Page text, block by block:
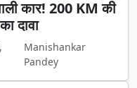
कार! 200 KM की
दावा
Manishankar
Pandey